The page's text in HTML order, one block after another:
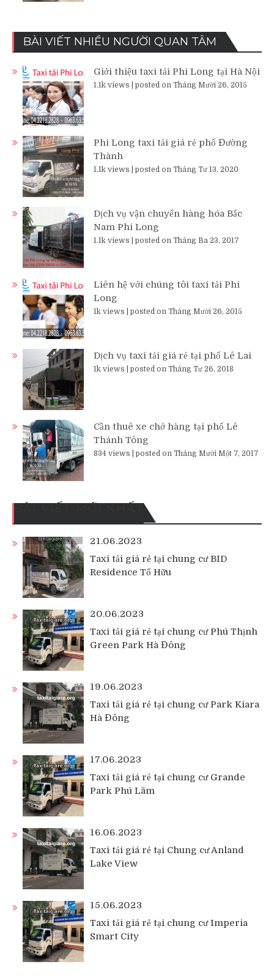
BÀI VIẾT NHIỀU NGƯỜI QUAN TÂM
Giới thiệu taxi tải Phi Long tại Hà Nội
1.1k views posted on Tháng Mười 26, 2015
Phi Long taxi tải giá rẻ phố Đường
Thành
1.1k views posted on Tháng Tư 13, 2020
Dịch vụ vận chuyển hàng hóa Bắc
Nam Phi Long
1.1k views posted on Tháng Ba 23, 2017
Liên hệ với chúng tôi taxi tải Phi
Long
1k views posted on Tháng Mười 26, 2015
Dịch vụ taxi tải giá rẻ tại phố Lê Lai
1k views posted on Tháng Tư 26, 2018
Cần thuê xe chở hàng tại phố Lê
Thánh Tông
834 views posted on Tháng Mười Một 7, 2017
BÀI VIẾT MỚI NHẤT
21.06.2023
Taxi tải giá rẻ tại chung cư BID
Residence Tố Hữu
20.06.2023
Taxi tải giá rẻ tại chung cư Phú Thịnh
Green Park Hà Đông
19.06.2023
Taxi tải giá rẻ tại chung cư Park Kiara
Hà Đông
17.06.2023
Taxi tải giá rẻ tại chung cư Grande
Park Phú Lãm
16.06.2023
Taxi tải giá rẻ tại Chung cư Anland
Lake View
15.06.2023
Taxi tải giá rẻ tại chung cư Imperia
Smart City